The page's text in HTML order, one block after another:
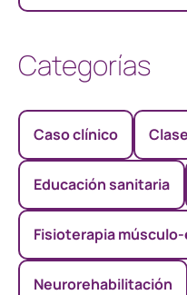
Categorías
Caso clínico
Educación sanitaria
Fisioterapia
Neurorehabilitación